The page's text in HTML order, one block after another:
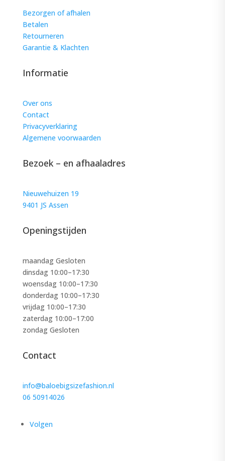
Bezorgen of afhalen
Betalen
Retourneren
Garantie & Klachten
Informatie
Over ons
Contact
Privacyverklaring
Algemene voorwaarden
Bezoek – en afhaaladres
Nieuwehuizen 19
9401 JS Assen
Openingstijden
maandag Gesloten
dinsdag 10:00–17:30
woensdag 10:00–17:30
donderdag 10:00–17:30
vrijdag 10:00–17:30
zaterdag 10:00–17:00
zondag Gesloten
Contact
info@baloebigsizefashion.nl
06 50914026
Volgen